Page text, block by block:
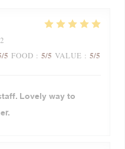
/5 FOOD : 5/5 VALUE : 5/5
Lovely way to